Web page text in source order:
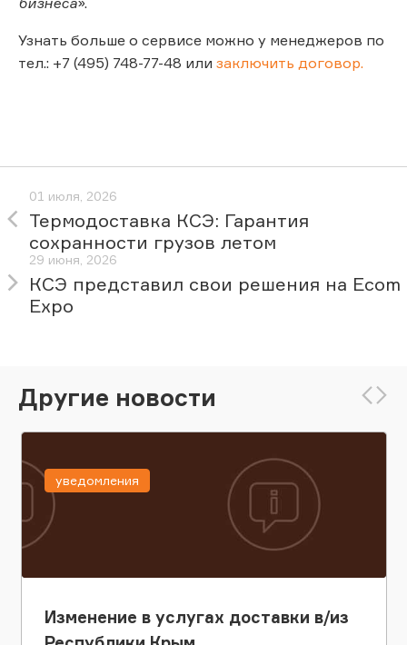
Узнать больше о сервисе можно у менеджеров по
тел.: +7 (495) 748-77-48 или заключить договор.
01 июля, 2026
Термодоставка КСЭ: Гарантия
сохранности грузов летом
29 июня, 2026
КСЭ представил свои решения на Ecom
Expo
Другие новости
Изменение в услугах доставки в/из
уведомления